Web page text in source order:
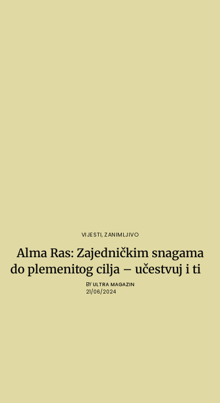
VIJESTI, ZANIMLJIVO
Alma Ras: Zajedničkim snagama
do plemenitog cilja – učestvuj i ti
BY ULTRA MAGAZIN
21/06/2024